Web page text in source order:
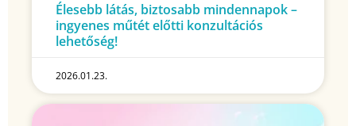
Élesebb látás, biztosabb mindennapok –
ingyenes műtét előtti konzultációs
lehetőség!
2026.01.23.